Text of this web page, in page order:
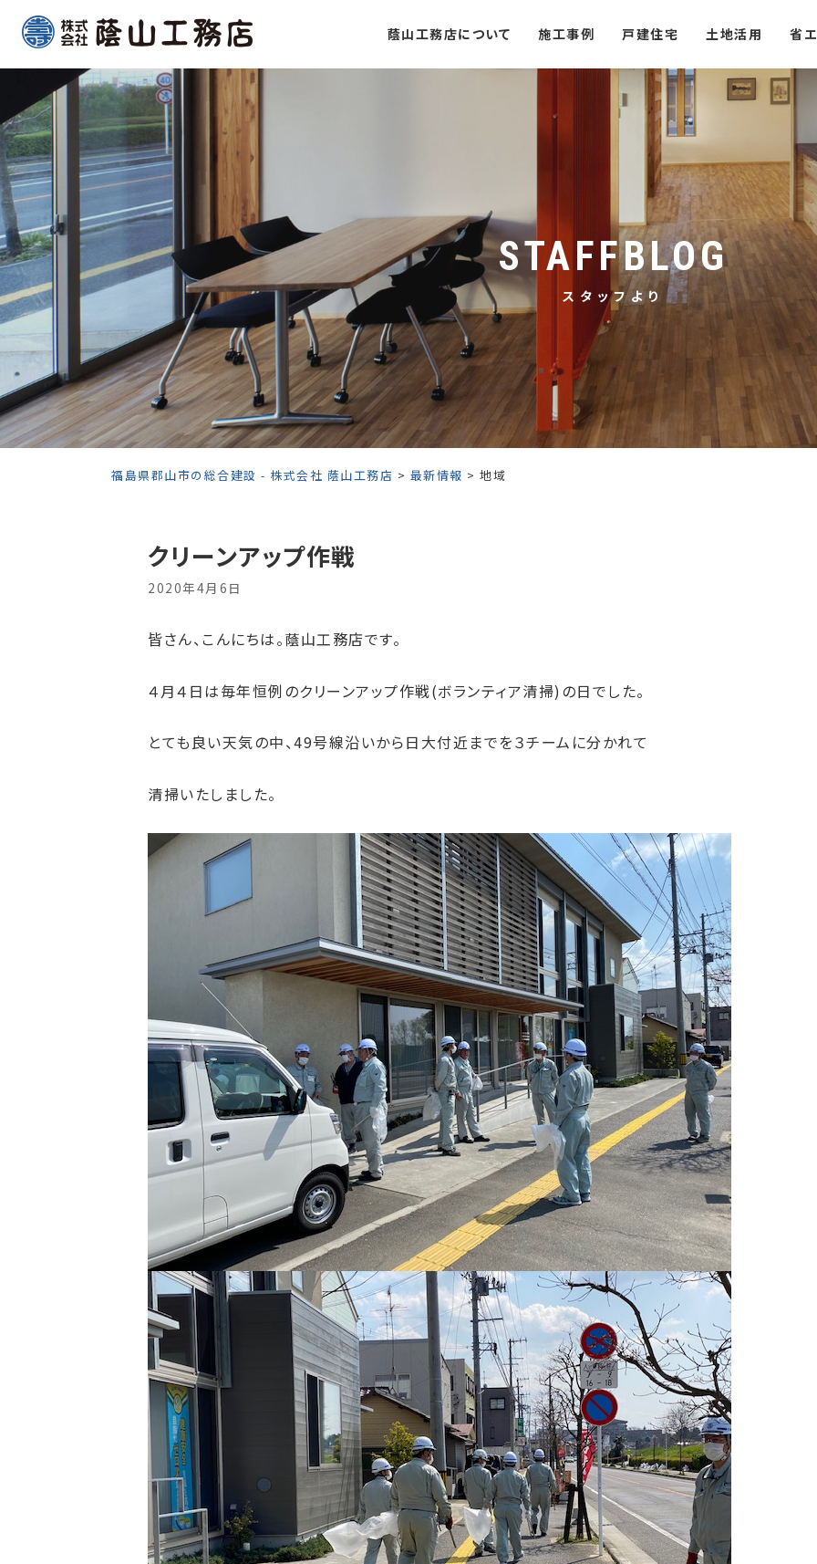
Skip
content
蔭山工務店について 施工事例 戸建住宅 土地活用 省
STAFFBLOG
スタッフより
福島県郡山市の総合建設 - 株式会社 蔭山工務店 > 最新情報 > 地域
クリーンアップ作戦
2020年4月6日
皆さん、こんにちは。蔭山工務店です。
４月４日は毎年恒例のクリーンアップ作戦(ボランティア清掃)の日でした。
とても良い天気の中、49号線沿いから日大付近までを３チームに分かれて
清掃いたしました。